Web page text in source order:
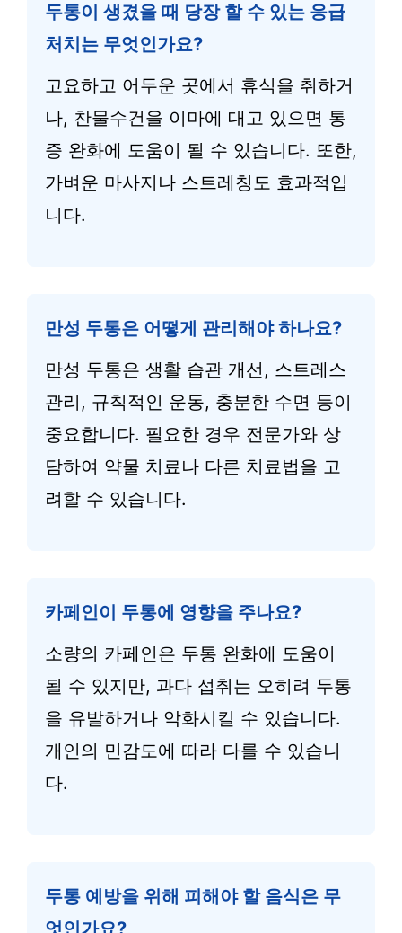
두통이 생겼을 때 당장 할 수 있는 응급
처치는 무엇인가요?
고요하고 어두운 곳에서 휴식을 취하거
나, 찬물수건을 이마에 대고 있으면 통
증 완화에 도움이 될 수 있습니다. 또한,
가벼운 마사지나 스트레칭도 효과적입
니다.
만성 두통은 어떻게 관리해야 하나요?
만성 두통은 생활 습관 개선, 스트레스
관리, 규칙적인 운동, 충분한 수면 등이
중요합니다. 필요한 경우 전문가와 상
담하여 약물 치료나 다른 치료법을 고
려할 수 있습니다.
카페인이 두통에 영향을 주나요?
소량의 카페인은 두통 완화에 도움이
될 수 있지만, 과다 섭취는 오히려 두통
을 유발하거나 악화시킬 수 있습니다.
개인의 민감도에 따라 다를 수 있습니
다.
두통 예방을 위해 피해야 할 음식은 무
엇인가요?